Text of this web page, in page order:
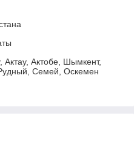
Актау, Актобе, Шымкент,
Семей, Оскемен